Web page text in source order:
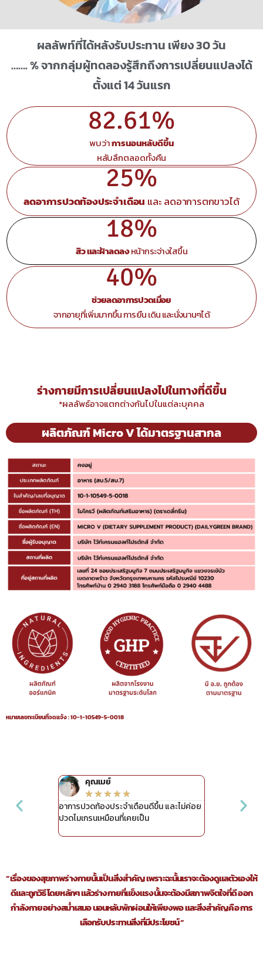
ผลลัพท์ที่ได้หลังรับประทาน เพียง 30 วัน
……. % จากกลุ่มผู้ทดลองรู้สึกถึงการเปลี่ยนแปลงได้
ตั้งแต่ 14 วันแรก
82.61%
พบว่าการนอนหลับดีขึ้น
หลับลึกตลอดทั้งคืน
25%
ลดอาการปวดท้องประจำเดือน และ ลดอาการตกขาวได้
18%
สิว และฝ้าลดลงหน้ากระจ่างใสขึ้น
40%
ช่วยลดอาการปวดเมื่อย
จากอายุที่เพิ่มมากขึ้น การยืน เดิน และนั่งนานๆได้
ร่างกายมีการเปลี่ยนแปลงไปในทางที่ดีขึ้น
*ผลลัพธ์อาจแตกต่างกันไปในแต่ละบุคคล
ผลิตภัณฑ์ Micro V ได้มาตรฐานสากล
หมายเลขทะเบียนที่จดแจ้ง :10-1-10549-5-0018
ยขึ้น หลับลึก
คุณเมย์
★★★★★
อาการปวดท้องประจำเดือนดีขึ้น และไม่ค่อย
ปวดไมเกรนเหมือนที่เคยเป็น
กินไป 1 อาทิต
” เรื่องของสุขภาพร่างกายนั้นเป็นสิ่งสำคัญ เพราะฉะนั้นเราจะต้องดูแลตัวเองให้
ดีและถูกวิธี โดยหลักๆ แล้วร่างกายที่แข็งแรงนั้นจะต้องมีสภาพจิตใจที่ดี ออก
กำลังกายอย่างสม่ำเสมอ นอนหลับพักผ่อนให้เพียงพอ และสิ่งสำคัญคือ การ
เลือกรับประทานสิ่งที่มีประโยชน์ “